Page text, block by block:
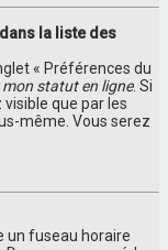
la liste des
« Préférences du
mon statut en ligne. Si
que par les
même. Vous serez
un fuseau horaire